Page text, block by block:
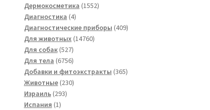
товара
Дермокосметика 15521552
Диагностика 44
товара
Диагностические приборы 409409
Для животных 1476014760
Для собак 527527
товаров
Для тела 67566756
товаров
Добавки и фитоэкстракты 365365
Животные 230230
Израиль 293293
Испания 11